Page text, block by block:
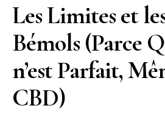
Les Limites et
Bémols (Parce
n’est Parfait,
CBD)